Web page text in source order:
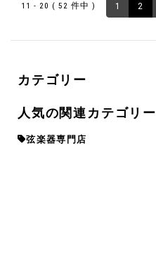
11 - 20 ( 52 件中 ) 1 2
カテゴリー
人気の関連カテゴリー
弦楽器専門店